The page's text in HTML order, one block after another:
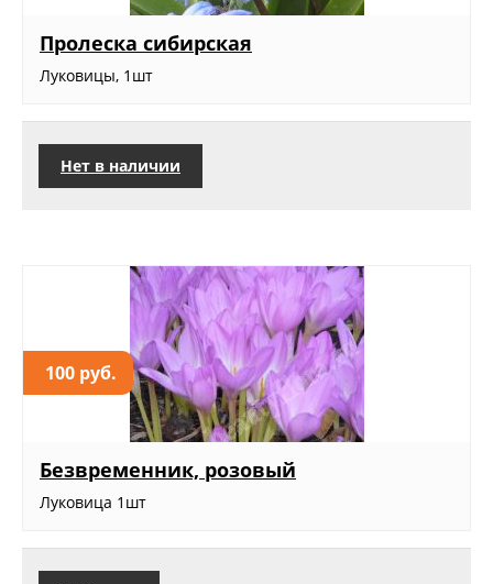
Пролеска сибирская
Луковицы, 1шт
Нет в наличии
100 руб.
Безвременник, розовый
Луковица 1шт